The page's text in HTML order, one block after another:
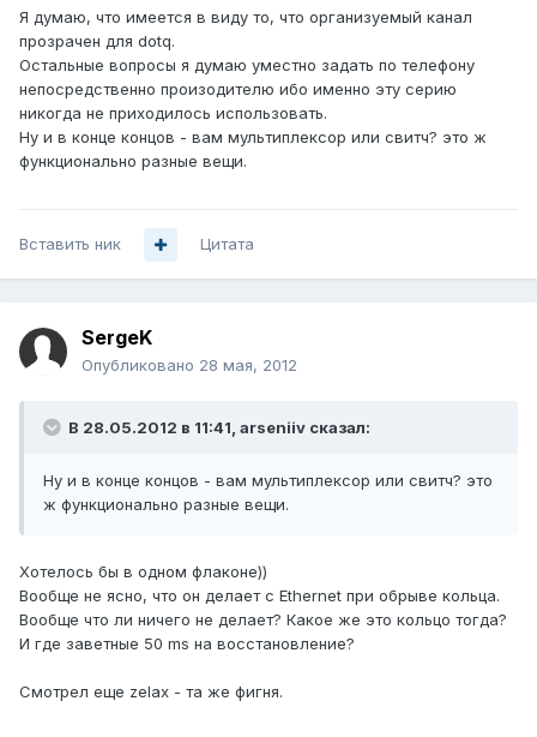
Я думаю, что имеется в виду то, что организуемый канал
прозрачен для dotq.
Остальные вопросы я думаю уместно задать по телефону
непосредственно произодителю ибо именно эту серию
никогда не приходилось использовать.
Ну и в конце концов - вам мультиплексор или свитч? это ж
функционально разные вещи.
Вставить ник Цитата
SergeK
Опубликовано 28 мая, 2012
В 28.05.2012 в 11:41, arseniiv сказал:
Ну и в конце концов - вам мультиплексор или свитч? это
ж функционально разные вещи.
Хотелось бы в одном флаконе))
Вообще не ясно, что он делает с Ethernet при обрыве кольца.
Вообще что ли ничего не делает? Какое же это кольцо тогда?
И где заветные 50 ms на восстановление?
Смотрел еще zelax - та же фигня.